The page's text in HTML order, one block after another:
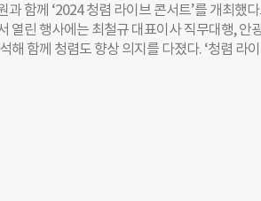
과 함께 ‘2024 청렴 라이브 콘서트’를 개최했
열린 행사에는 최철규 대표이사 직무대행, 안
해 함께 청렴도 향상 의지를 다졌다. ‘청렴 라